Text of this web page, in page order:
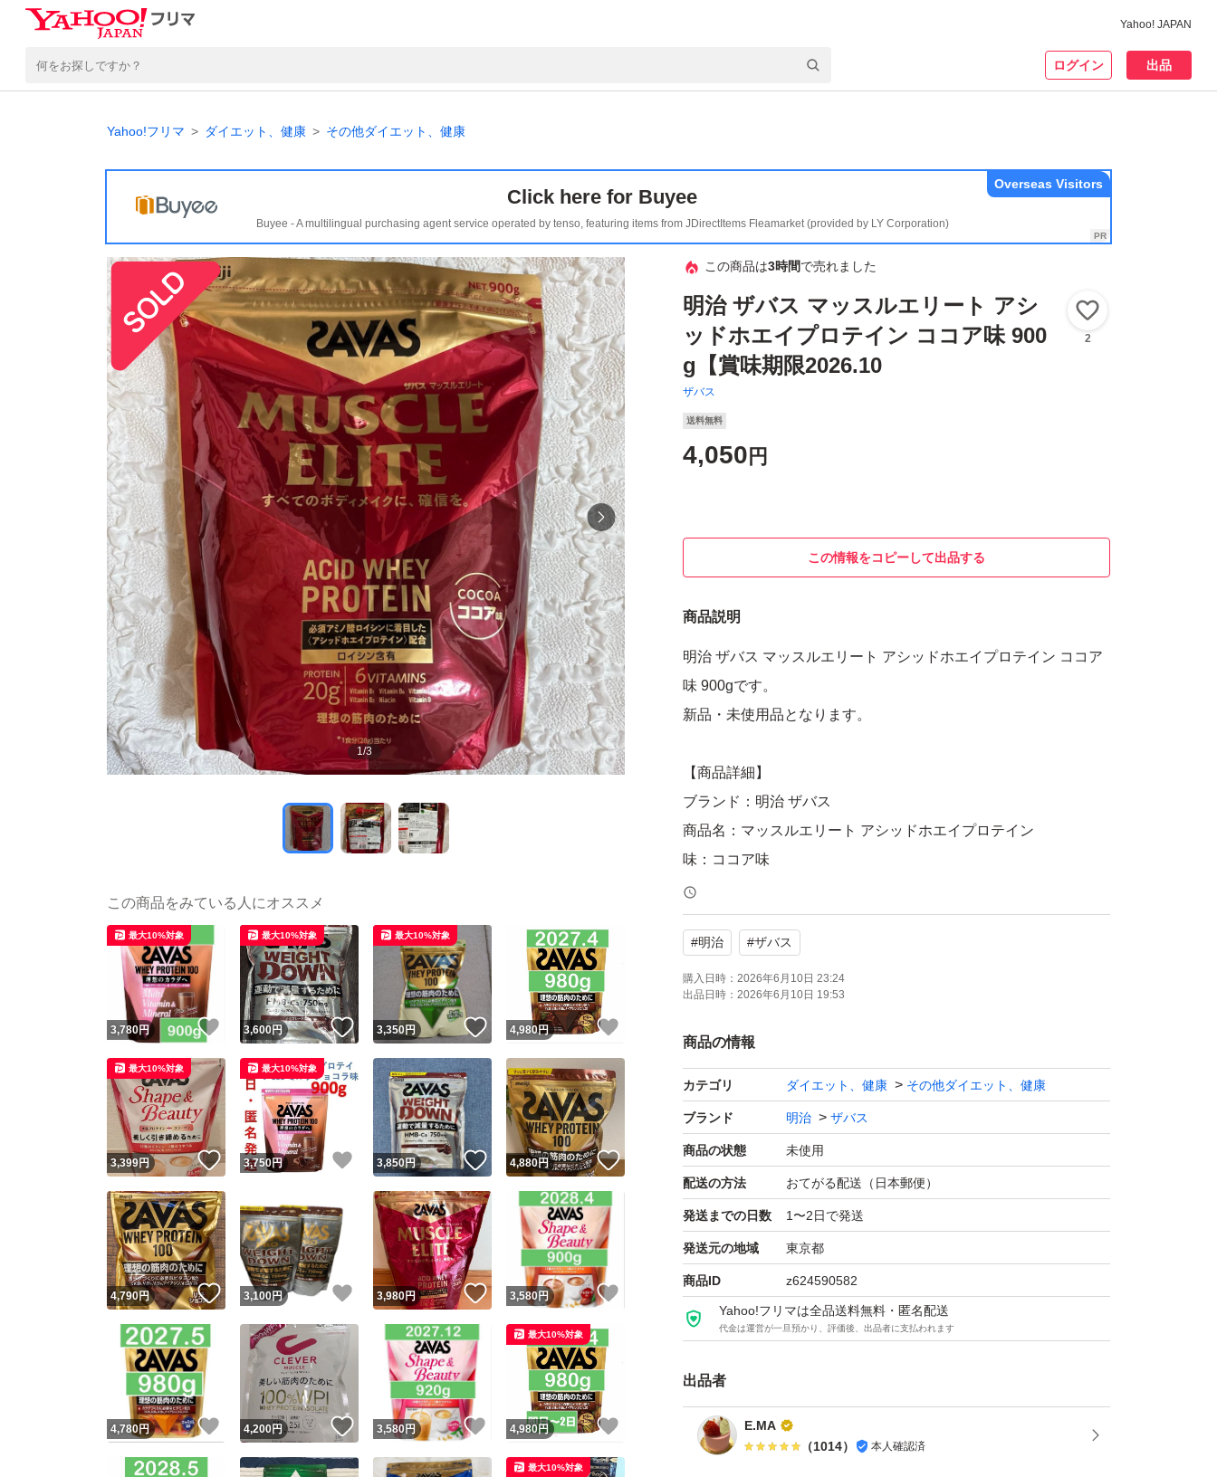
Yahoo! JAPAN
ログイン 出品
Yahoo!フリマ ダイエット、健康 その他ダイエット、健康
Click here for Buyee
Buyee - A multilingual purchasing agent service operated by tenso, featuring items from JDirectItems Fleamarket (provided by LY Corporation)
Overseas Visitors
1/3
この商品は3時間で売れました
明治 ザバス マッスルエリート アシ
ッドホエイプロテイン ココア味 900
g【賞味期限2026.10
ザバス
2
送料無料
4,050 円
この情報をコピーして出品する
商品説明
明治 ザバス マッスルエリート アシッドホエイプロテイン ココア
味 900gです。
新品・未使用品となります。
【商品詳細】
ブランド：明治 ザバス
商品名：マッスルエリート アシッドホエイプロテイン
味：ココア味
内容量：900g
特徴：必須アミノ酸ロイシンに着目したアシッドホエイプロテイ
ン配合
【賞味期限】2026.10
発送に関しまして、防水袋に直接入れゆうパケットポストにてポ
よろしくお願いいたします。
#明治 #ザバス
購入日時： 2026年6月10日 23:24
出品日時： 2026年6月10日 19:53
商品の情報
カテゴリ ダイエット、健康 その他ダイエット、健康
ブランド 明治 ザバス
商品の状態 未使用
配送の方法 おてがる配送（日本郵便）
発送までの日数 1〜2日で発送
発送元の地域 東京都
商品ID z624590582
Yahoo!フリマは全品送料無料・匿名配送
代金は運営が一旦預かり、評価後、出品者に支払われます
出品者
E.MA
（1014） 本人確認済
この商品をみている人にオススメ
3,780円 いいね！
最大10%対象
3,600円 いいね！
最大10%対象
3,350円 いいね！
最大10%対象
4,980円
3,399円 いいね！
最大10%対象
3,750円 いいね！
最大10%対象
3,850円 いいね！
4,880円 いいね！
4,790円 いいね！
3,100円 いいね！
3,980円 いいね！
3,580円
4,780円 いいね！
4,200円 いいね！
3,580円 いいね！
4,980円
最大10%対象
最大10%対象